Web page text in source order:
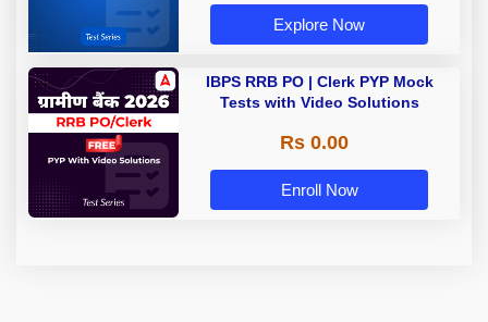
Explore Now
IBPS RRB PO | Clerk PYP Mock
Tests with Video Solutions
Rs 0.00
Enroll Now